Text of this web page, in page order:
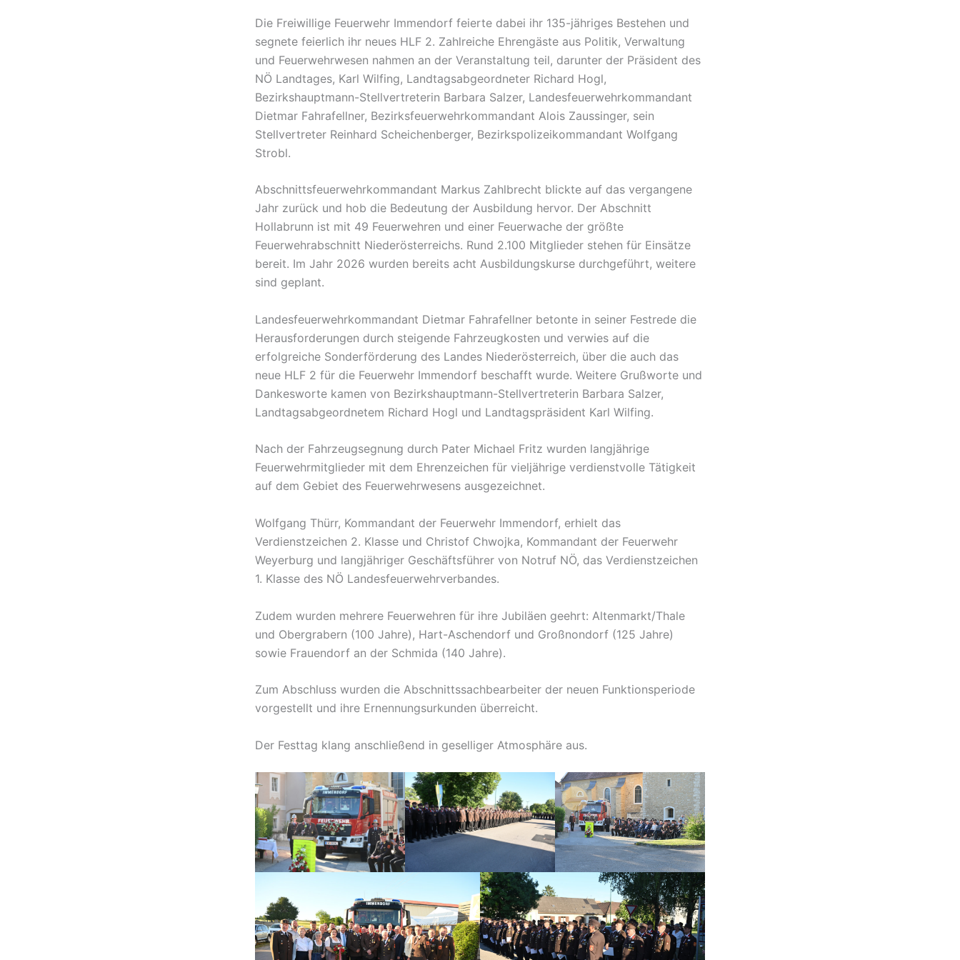
Die Freiwillige Feuerwehr Immendorf feierte dabei ihr 135-jähriges Bestehen und
segnete feierlich ihr neues HLF 2. Zahlreiche Ehrengäste aus Politik, Verwaltung
und Feuerwehrwesen nahmen an der Veranstaltung teil, darunter der Präsident des
NÖ Landtages, Karl Wilfing, Landtagsabgeordneter Richard Hogl,
Bezirkshauptmann-Stellvertreterin Barbara Salzer, Landesfeuerwehrkommandant
Dietmar Fahrafellner, Bezirksfeuerwehrkommandant Alois Zaussinger, sein
Stellvertreter Reinhard Scheichenberger, Bezirkspolizeikommandant Wolfgang
Strobl.
Abschnittsfeuerwehrkommandant Markus Zahlbrecht blickte auf das vergangene
Jahr zurück und hob die Bedeutung der Ausbildung hervor. Der Abschnitt
Hollabrunn ist mit 49 Feuerwehren und einer Feuerwache der größte
Feuerwehrabschnitt Niederösterreichs. Rund 2.100 Mitglieder stehen für Einsätze
bereit. Im Jahr 2026 wurden bereits acht Ausbildungskurse durchgeführt, weitere
sind geplant.
Landesfeuerwehrkommandant Dietmar Fahrafellner betonte in seiner Festrede die
Herausforderungen durch steigende Fahrzeugkosten und verwies auf die
erfolgreiche Sonderförderung des Landes Niederösterreich, über die auch das
neue HLF 2 für die Feuerwehr Immendorf beschafft wurde. Weitere Grußworte und
Dankesworte kamen von Bezirkshauptmann-Stellvertreterin Barbara Salzer,
Landtagsabgeordnetem Richard Hogl und Landtagspräsident Karl Wilfing.
Nach der Fahrzeugsegnung durch Pater Michael Fritz wurden langjährige
Feuerwehrmitglieder mit dem Ehrenzeichen für vieljährige verdienstvolle Tätigkeit
auf dem Gebiet des Feuerwehrwesens ausgezeichnet.
Wolfgang Thürr, Kommandant der Feuerwehr Immendorf, erhielt das
Verdienstzeichen 2. Klasse und Christof Chwojka, Kommandant der Feuerwehr
Weyerburg und langjähriger Geschäftsführer von Notruf NÖ, das Verdienstzeichen
1. Klasse des NÖ Landesfeuerwehrverbandes.
Zudem wurden mehrere Feuerwehren für ihre Jubiläen geehrt: Altenmarkt/Thale
und Obergrabern (100 Jahre), Hart-Aschendorf und Großnondorf (125 Jahre)
sowie Frauendorf an der Schmida (140 Jahre).
Zum Abschluss wurden die Abschnittssachbearbeiter der neuen Funktionsperiode
vorgestellt und ihre Ernennungsurkunden überreicht.
Der Festtag klang anschließend in geselliger Atmosphäre aus.